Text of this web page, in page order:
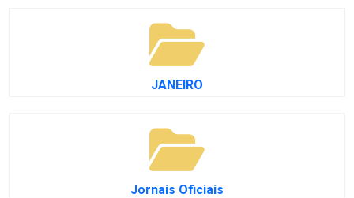
JANEIRO
Jornais Oficiais